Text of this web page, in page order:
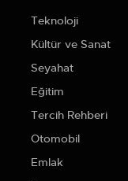
Teknoloji
Kültür ve Sanat
Seyahat
Eğitim
Tercih Rehberi
Otomobil
Emlak